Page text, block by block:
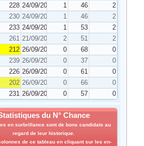
228 24/09/2022 1 46
2
230 24/09/2022 1 46
2
233 24/09/2022 1 53
2
261 21/09/2022 2 51
2
212 26/09/2022 0 68
0
239 26/09/2022 0 37
0
226 26/09/2022 0 61
0
202 26/09/2022 0 66
0
231 26/09/2022 0 57 0
du N° Chance
en surbrillance sont de bons candidats au
regard de leur historique.
de ce tableau en cliquant sur les en-